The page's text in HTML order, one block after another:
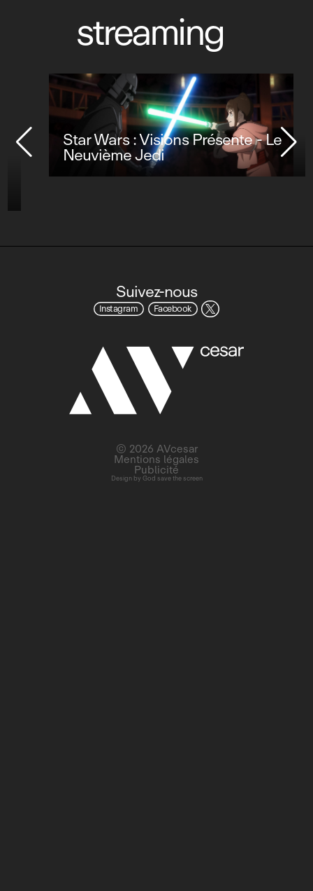
streaming
Star Wars : Visions Présente - Le
Neuvième Jedi
Suivez-nous
Instagram Facebook
Design by God save the screen
© 2026 AVcesar
Mentions légales
Publicité